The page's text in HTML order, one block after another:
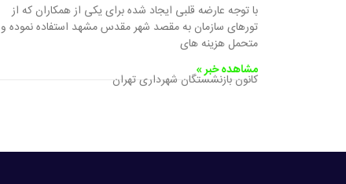
با توجه عارضه قلبی ایجاد شده برای یکی از همکاران که از
تورهای سازمان به مقصد شهر مقدس مشهد استفاده نموده و
متحمل هزینه های
مشاهده خبر »
کانون بازنشستگان شهرداری تهران